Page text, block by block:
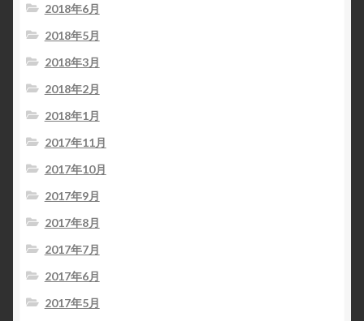
2018年6月
2018年5月
2018年3月
2018年2月
2018年1月
2017年11月
2017年10月
2017年9月
2017年8月
2017年7月
2017年6月
2017年5月